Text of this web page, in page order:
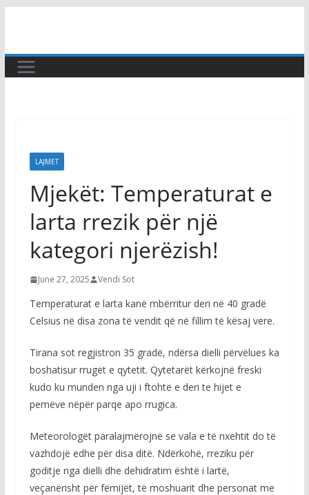
content
LAJMET
Mjekët: Temperaturat e
larta rrezik për një
kategori njerëzish!
June 27, 2025 Vendi Sot
Temperaturat e larta kanë mbërritur deri në 40 gradë
Celsius në disa zona të vendit që në fillim të kësaj vere.
Tirana sot regjistron 35 gradë, ndërsa dielli përvëlues ka
boshatisur rrugët e qytetit. Qytetarët kërkojnë freski
kudo ku munden nga uji i ftohtë e deri te hijet e
pemëve nëpër parqe apo rrugica.
Meteorologët paralajmërojnë se vala e të nxehtit do të
vazhdojë edhe për disa ditë. Ndërkohë, rreziku për
goditje nga dielli dhe dehidratim është i lartë,
veçanërisht për fëmijët, të moshuarit dhe personat me